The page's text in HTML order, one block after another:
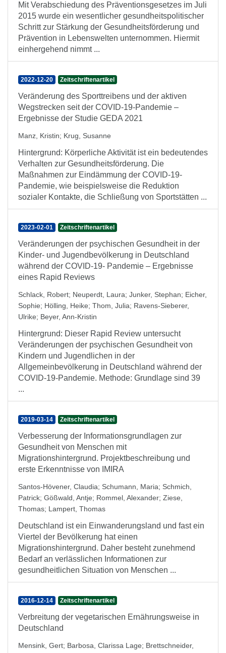
Mit Verabschiedung des Präventionsgesetzes im Juli
2015 wurde ein wesentlicher gesundheitspolitischer
Schritt zur Stärkung der Gesundheitsförderung und
Prävention in Lebenswelten unternommen. Hiermit
einhergehend nimmt ...
2022-12-20 Zeitschriftenartikel
Veränderung des Sporttreibens und der aktiven
Wegstrecken seit der COVID-19-Pandemie –
Ergebnisse der Studie GEDA 2021
Manz, Kristin; Krug, Susanne
Hintergrund: Körperliche Aktivität ist ein bedeutendes
Verhalten zur Gesundheitsförderung. Die
Maßnahmen zur Eindämmung der COVID-19-
Pandemie, wie beispielsweise die Reduktion
sozialer Kontakte, die Schließung von Sportstätten ...
2023-02-01 Zeitschriftenartikel
Veränderungen der psychischen Gesundheit in der
Kinder- und Jugendbevölkerung in Deutschland
während der COVID-19- Pandemie – Ergebnisse
eines Rapid Reviews
Schlack, Robert; Neuperdt, Laura; Junker, Stephan; Eicher,
Sophie; Hölling, Heike; Thom, Julia; Ravens-Sieberer,
Ulrike; Beyer, Ann-Kristin
Hintergrund: Dieser Rapid Review untersucht
Veränderungen der psychischen Gesundheit von
Kindern und Jugendlichen in der
Allgemeinbevölkerung in Deutschland während der
COVID-19-Pandemie. Methode: Grundlage sind 39
...
2019-03-14 Zeitschriftenartikel
Verbesserung der Informationsgrundlagen zur
Gesundheit von Menschen mit
Migrationshintergrund. Projektbeschreibung und
erste Erkenntnisse von IMIRA
Santos-Hövener, Claudia; Schumann, Maria; Schmich,
Patrick; Gößwald, Antje; Rommel, Alexander; Ziese,
Thomas; Lampert, Thomas
Deutschland ist ein Einwanderungsland und fast ein
Viertel der Bevölkerung hat einen
Migrationshintergrund. Daher besteht zunehmend
Bedarf an verlässlichen Informationen zur
gesundheitlichen Situation von Menschen ...
2016-12-14 Zeitschriftenartikel
Verbreitung der vegetarischen Ernährungsweise in
Deutschland
Mensink, Gert; Barbosa, Clarissa Lage; Brettschneider,